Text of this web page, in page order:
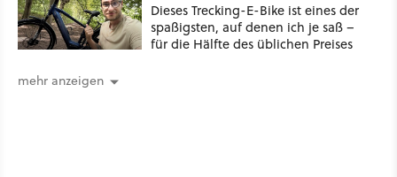
Dieses Trecking-E-Bike ist eines der
spaßigsten, auf denen ich je saß –
für die Hälfte des üblichen Preises
mehr anzeigen